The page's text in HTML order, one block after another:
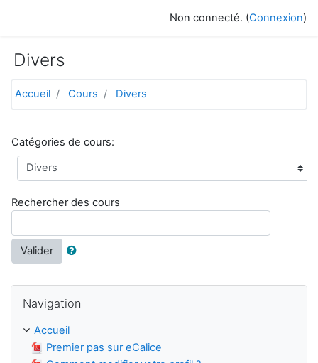
Non connecté. (Connexion)
Divers
Accueil Cours Divers
Catégories de cours:
Rechercher des cours
Valider
Navigation
Accueil
Premier pas sur eCalice